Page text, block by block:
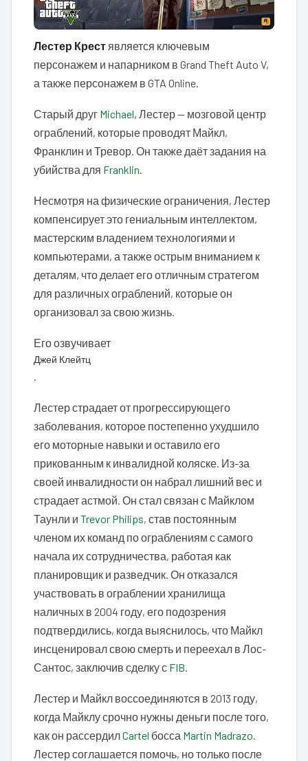
Лестер Крест является ключевым
персонажем и напарником в Grand Theft Auto V,
а также персонажем в GTA Online.
Старый друг Michael, Лестер — мозговой центр
ограблений, которые проводят Майкл,
Франклин и Тревор. Он также даёт задания на
убийства для Franklin
Несмотря на физические ограничения, Лестер
компенсирует это гениальным интеллектом,
мастерским владением технологиями и
компьютерами, а также острым вниманием к
деталям, что делает его отличным стратегом
для различных ограблений, которые он
организовал за свою жизнь.
Его озвучивает
Джей Клейтц
Лестер страдает от прогрессирующего
заболевания, которое постепенно ухудшило
его моторные навыки и оставило его
прикованным к инвалидной коляске. Из-за
своей инвалидности он набрал лишний вес и
страдает астмой. Он стал связан с Майклом
Таунли и Trevor Philips, став постоянным
членом их команд по ограблениям с самого
начала их сотрудничества, работая как
планировщик и разведчик. Он отказался
участвовать в ограблении хранилища
наличных в 2004 году, его подозрения
подтвердились, когда выяснилось, что Майкл
инсценировал свою смерть и переехал в Лос-
Сантос, заключив сделку с FIB
Лестер и Майкл воссоединяются в 2013 году,
когда Майклу срочно нужны деньги после того,
как он рассердилCartel босса Martin Madrazo
Лестер соглашается помочь, но только после